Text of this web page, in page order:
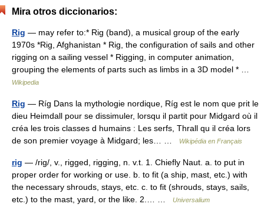
Mira otros diccionarios:
Rig — may refer to:* Rig (band), a musical group of the early
1970s *Rig, Afghanistan * Rig, the configuration of sails and other
rigging on a sailing vessel * Rigging, in computer animation,
grouping the elements of parts such as limbs in a 3D model * …
Wikipedia
Rig — Ríg Dans la mythologie nordique, Ríg est le nom que prit le
dieu Heimdall pour se dissimuler, lorsqu il partit pour Midgard où il
créa les trois classes d humains : Les serfs, Thrall qu il créa lors
de son premier voyage à Midgard; les… …
Wikipédia en Français
rig — /rig/, v., rigged, rigging, n. v.t. 1. Chiefly Naut. a. to put in
proper order for working or use. b. to fit (a ship, mast, etc.) with
the necessary shrouds, stays, etc. c. to fit (shrouds, stays, sails,
etc.) to the mast, yard, or the like. 2.… …
Universalium